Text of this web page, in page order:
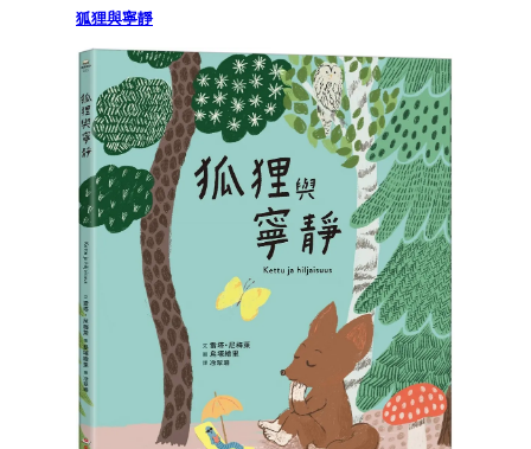
狐狸與寧靜